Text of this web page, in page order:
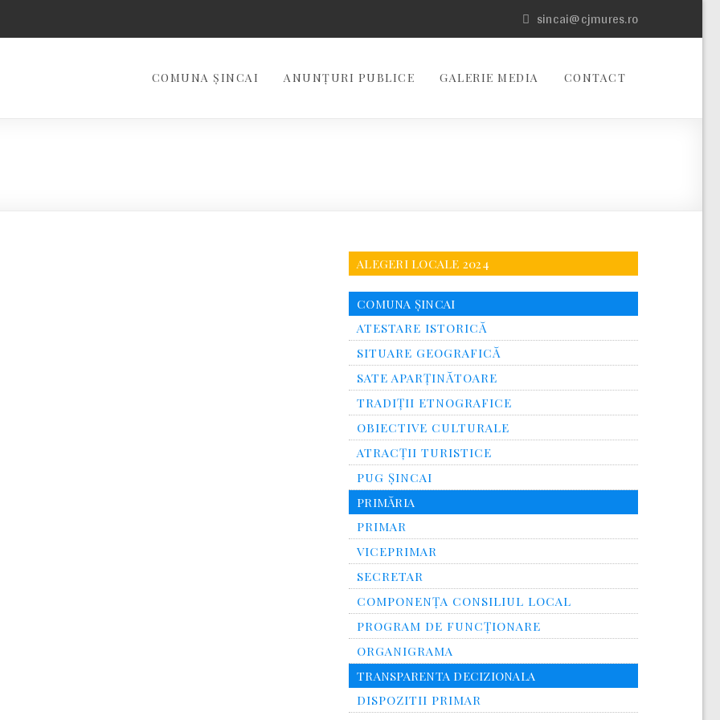
sincai@cjmures.ro
COMUNA ȘINCAI ANUNȚURI PUBLICE GALERIE MEDIA CONTACT
ALEGERI LOCALE 2024
COMUNA ȘINCAI
ATESTARE ISTORICĂ
SITUARE GEOGRAFICĂ
SATE APARȚINĂTOARE
TRADIȚII ETNOGRAFICE
OBIECTIVE CULTURALE
ATRACȚII TURISTICE
PUG ȘINCAI
PRIMĂRIA
PRIMAR
VICEPRIMAR
SECRETAR
COMPONENȚA CONSILIUL LOCAL
PROGRAM DE FUNCȚIONARE
ORGANIGRAMA
TRANSPARENTA DECIZIONALA
DISPOZITII PRIMAR